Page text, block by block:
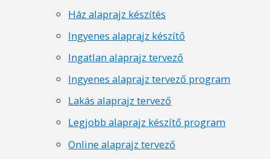
Ház alaprajz készítés
Ingyenes alaprajz készítő
Ingatlan alaprajz tervező
Ingyenes alaprajz tervező program
Lakás alaprajz tervező
Legjobb alaprajz készítő program
Online alaprajz tervező